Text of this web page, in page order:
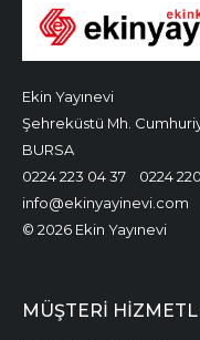
Ekin Yayınevi
Şehreküstü Mh.
BURSA
0224 223 04 37
0224
info@ekinyayinevi.com
© 2026 Ekin Yayınevi
MÜŞTERI